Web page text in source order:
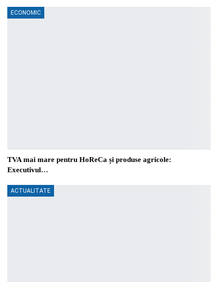
ECONOMIC
TVA mai mare pentru HoReCa și produse agricole:
Executivul…
ACTUALITATE